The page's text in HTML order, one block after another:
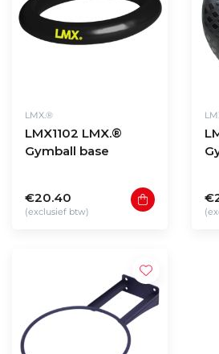
LMX.®
LMX1102 LMX.®
Gymball base
€20.40
(exclusief btw)